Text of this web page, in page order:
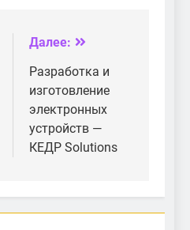
на даче: пошаговое
руководство
Далее:
Разработка и
изготовление
электронных
устройств —
КЕДР Solutions